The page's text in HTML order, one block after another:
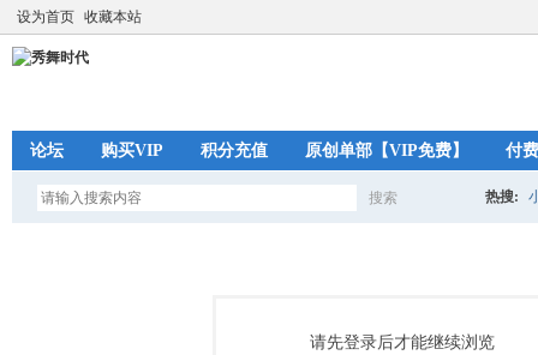
设为首页 收藏本站
论坛 购买VIP 积分充值 原创单部【VIP免费】 付
搜索
索
热搜:
请先登录后才能继续浏览